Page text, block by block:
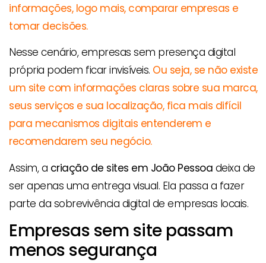
informações, logo mais, comparar empresas e
tomar decisões.
Nesse cenário, empresas sem presença digital
própria podem ficar invisíveis. Ou seja, se não existe
um site com informações claras sobre sua marca,
seus serviços e sua localização, fica mais difícil
para mecanismos digitais entenderem e
recomendarem seu negócio.
Assim, a criação de sites em João Pessoa deixa de
ser apenas uma entrega visual. Ela passa a fazer
parte da sobrevivência digital de empresas locais.
Empresas sem site passam
menos segurança